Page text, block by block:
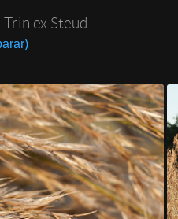
Trin ex.Steud.